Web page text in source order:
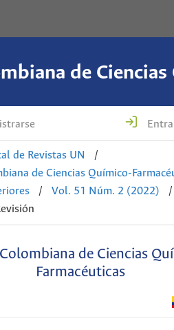
de Revistas UN
/
de Ciencias Químico-
/ Vol. 51 Núm. 2 (2022)
/
de Ciencias
Farmacéuticas